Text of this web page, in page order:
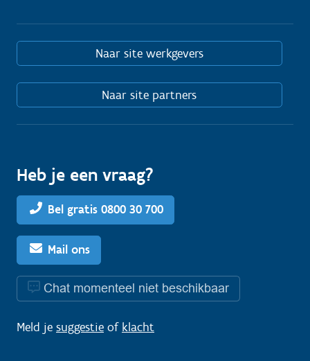
Naar site werkgevers
Naar site partners
Heb je een vraag?
Bel gratis 0800 30 700
Mail ons
Chat momenteel niet beschikbaar
Meld je suggestie of klacht